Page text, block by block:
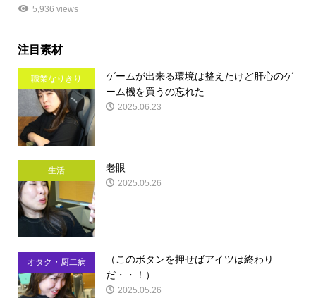
5,936 views
注目素材
職業なりきり
ゲームが出来る環境は整えたけど肝心のゲ
ーム機を買うの忘れた
2025.06.23
生活 老眼
2025.05.26
オタク・厨二病
（このボタンを押せばアイツは終わり
だ・・！）
2025.05.26